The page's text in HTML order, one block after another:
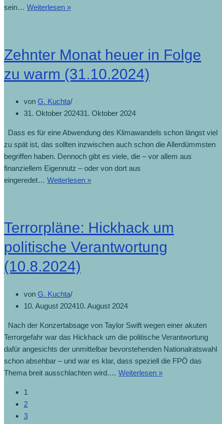
sein… Weiterlesen »
Zehnter Monat heuer in Folge
zu warm (31.10.2024)
von G. Kuchta
31. Oktober 202431. Oktober 2024
Dass es für eine Abwendung des Klimawandels schon längst viel
zu spät ist, das sollten inzwischen auch schon die Allerdümmsten
begriffen haben. Dennoch gibt es viele, die – vor allem aus
finanziellem Eigennutz – oder von dort aus
eingeredet… Weiterlesen »
Terrorpläne: Hickhack um
politische Verantwortung
(10.8.2024)
von G. Kuchta
10. August 202410. August 2024
Nach der Konzertabsage von Taylor Swift wegen einer akuten
Terrorgefahr war das Hickhack um die politische Verantwortung
dafür angesichts der unmittelbar bevorstehenden Nationalratswahl
schon absehbar – und war es klar, dass speziell die FPÖ das
Thema breit ausschlachten wird.… Weiterlesen »
1
2
3